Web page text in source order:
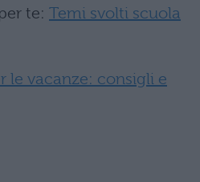
te: Temi svolti scuola
le vacanze: consigli e